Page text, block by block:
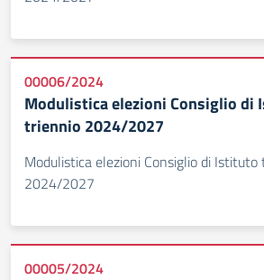
00006/2024
Modulistica elezioni Consiglio di
triennio 2024/2027
Modulistica elezioni Consiglio di Istituto
2024/2027
00005/2024